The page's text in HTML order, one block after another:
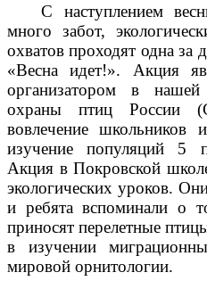
С наступлением
много забот,
охватов проходят одна за
«Весна идет!». Акция
организатором в
охраны птиц России
вовлечение школьников
изучение популяций 5
Акция в Покровской
экологических уроков.
и ребята вспоминали о
приносят перелетные
в изучении
мировой орнитологии.